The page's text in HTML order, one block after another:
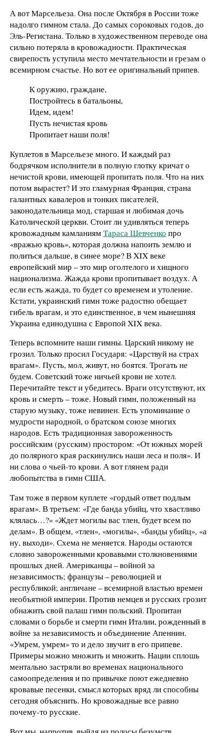
А вот Марсельеза. Она после Октября в России тоже
надолго гимном стала. До самых сороковых годов, до
Эль-Регистана. Только в художественном переводе она
сильно потеряла в кровожадности. Практическая
свирепость уступила место мечтательности и грезам о
всемирном счастье. Но вот ее оригинальный припев.
К оружию, граждане,
Постройтесь в батальоны,
Идем, идем!
Пусть нечистая кровь
Пропитает наши поля!
Куплетов в Марсельезе много. И каждый раз
бодрячком исполнители в полную глотку кричат о
нечистой крови, имеющей пропитать поля. Что на них
потом вырастет? И это гламурная Франция, страна
галантных кавалеров и тонких писателей,
законодательница мод, старшая и любимая дочь
Католической церкви. Стоит ли удивляться теперь
кровожадным камланиямТараса Шевченко про
«вражью кровь», которая должна напоить землю и
политься дальше, в синее море? В XIX веке
европейский мир – это мир оголтелого и хищного
национализма. Жажда крови пропитывает воздух. А
если есть жажда, то будет со временем и утоление.
Кстати, украинский гимн тоже радостно обещает
гибель врагам, и это единственное, в чем нынешняя
Украина единодушна с Европой XIX века.
Теперь вспомните наши гимны. Царский никому не
грозил. Только просил Государя: «Царствуй на страх
врагам». Пусть, мол, живут, но боятся. Трогать не
будем. Советский тоже ничьей крови не хотел.
Перечитайте текст и убедитесь. Враги отсутствуют, их
кровь и смерть – тоже. Новый гимн, положенный на
старую музыку, тоже невинен. Есть упоминание о
мудрости народной, о братском союзе многих
народов. Есть традиционная завороженность
российским (русским) простором: «От южных морей
до полярного края раскинулись наши леса и поля». И
ни слова о чьей-то крови. А вот глянем ради
любопытства в гимн США.
Там тоже в первом куплете «гордый ответ подлым
врагам». В третьем: «Где банда убийц, что хвастливо
клялась…?» «Ждет могилы вас тлен, будет всем по
делам». В общем, «тлен», «могилы», «банды убийц», «а
ну, выходи». Схема не меняется. Народы остаются
словно завороженными кровавыми столкновениями
прошлых дней. Американцы – войной за
независимость; французы – революцией и
республикой; англичане – всемирной властью времен
необъятной империи. Против немцев и русских грозит
обнажить свой палаш гимн польский. Пропитан
словами о борьбе и смерти гимн Италии, рожденный в
войне за независимость и объединение Апеннин.
«Умрем, умрем» то и дело звучит в его припеве.
Примеры можно множить и множить. Нации сплошь
ментально застряли во временах национального
самоопределения и по привычке поют ежедневно
кровавые песенки, смысл которых вряд ли способны
сегодня объяснить. Но кровожадные все равно
почему-то русские.